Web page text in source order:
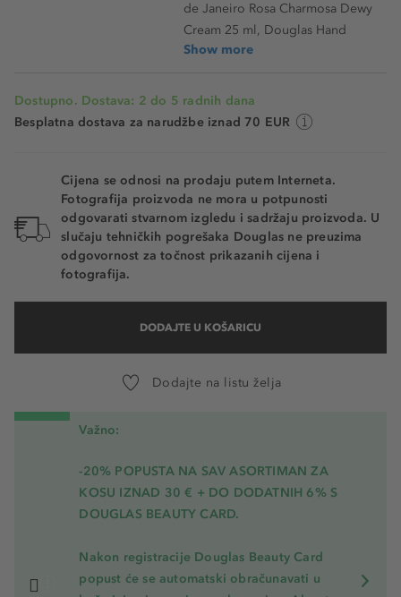
de Janeiro Rosa Charmosa Dewy
Cream 25 ml, Douglas Hand
Show more
Dostupno. Dostava: 2 do 5 radnih dana
Besplatna dostava za narudžbe iznad 70 EUR
Cijena se odnosi na prodaju putem Interneta.
Fotografija proizvoda ne mora u potpunosti
odgovarati stvarnom izgledu i sadržaju proizvoda. U
slučaju tehničkih pogrešaka Douglas ne preuzima
odgovornost za točnost prikazanih cijena i
fotografija.
DODAJTE U KOŠARICU
Dodajte na listu želja
Važno:
-20% POPUSTA NA SAV ASORTIMAN ZA
KOSU IZNAD 30 € + DO DODATNIH 6% S
DOUGLAS BEAUTY CARD.
Nakon registracije Douglas Beauty Card
popust će se automatski obračunavati u